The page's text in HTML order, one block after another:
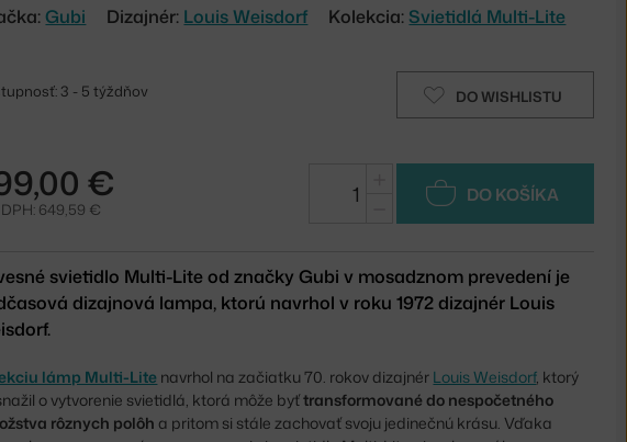
Gubi Dizajnér: Louis Weisdorf Kolekcia: Svietidlá Multi-Lite
DO WISHLISTU
3 - 5 týždňov
€
649,59 €
DO KOŠÍKA
svietidlo Multi-Lite od značky Gubi v mosadznom prevedení je
dizajnová lampa, ktorú navrhol v roku 1972 dizajnér Louis
lámp Multi-Lite navrhol na začiatku 70. rokov dizajnér Louis Weisdorf, ktorý
o vytvorenie svietidlá, ktorá môže byťtransformované do nespočetného
rôznych polôh a pritom si stále zachovať svoju jedinečnú krásu. Vďaka